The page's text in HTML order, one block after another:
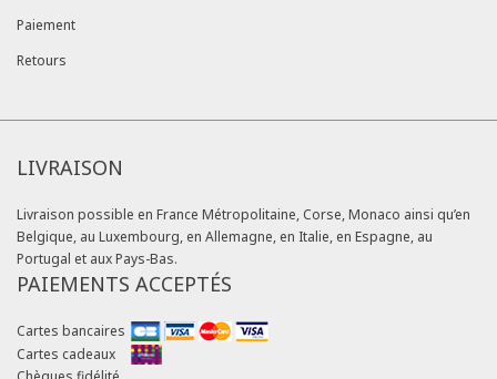
Paiement
Retours
LIVRAISON
Livraison possible en France Métropolitaine, Corse, Monaco ainsi qu’en
Belgique, au Luxembourg, en Allemagne, en Italie, en Espagne, au
Portugal et aux Pays-Bas.
PAIEMENTS ACCEPTÉS
Cartes bancaires
Cartes cadeaux